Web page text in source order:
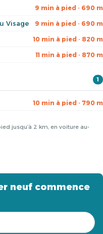
9 min à pied · 690 m
Visage 9 min à pied · 690 m
10 min à pied · 820 m
11 min à pied · 870 m
1
10 min à pied · 790 m
jusqu’à 2 km, en voiture au-
neuf commence